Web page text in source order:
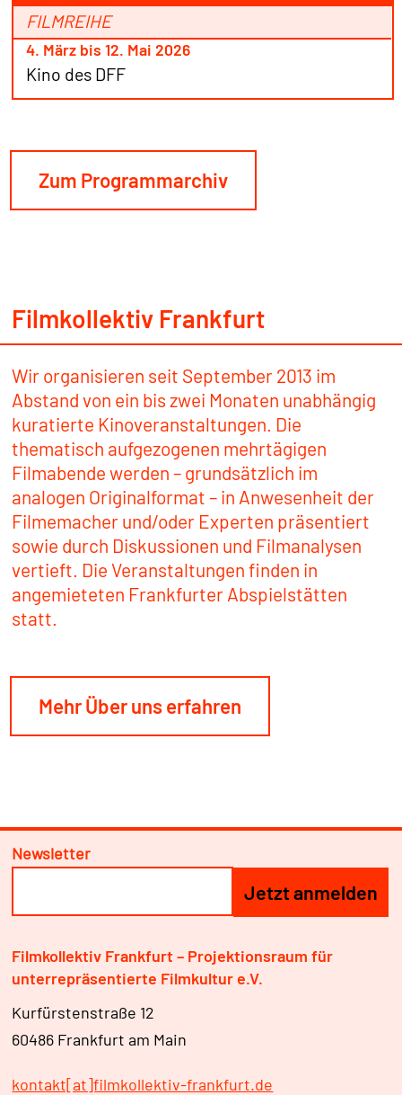
FILMREIHE
4. März bis 12. Mai 2026
Kino des DFF
Zum Programmarchiv
Filmkollektiv Frankfurt
Wir organisieren seit September 2013 im
Abstand von ein bis zwei Monaten unabhängig
kuratierte Kinoveranstaltungen. Die
thematisch aufgezogenen mehrtägigen
Filmabende werden – grundsätzlich im
analogen Originalformat – in Anwesenheit der
Filmemacher und/oder Experten präsentiert
sowie durch Diskussionen und Filmanalysen
vertieft. Die Veranstaltungen finden in
angemieteten Frankfurter Abspielstätten
statt.
Mehr Über uns erfahren
Newsletter
Filmkollektiv Frankfurt – Projektionsraum für
unterrepräsentierte Filmkultur e.V.
Kurfürstenstraße 12
60486 Frankfurt am Main
kontakt[at]filmkollektiv-frankfurt.de